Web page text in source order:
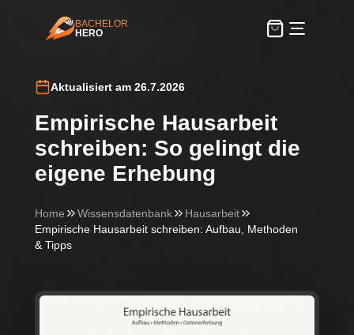
BachelorHero
BACHELOR
HERO
Aktualisiert am 26.7.2026
Empirische Hausarbeit
schreiben: So gelingt die
eigene Erhebung
Home Wissensdatenbank
Hausarbeit
Empirische Hausarbeit schreiben: Aufbau, Methoden
& Tipps